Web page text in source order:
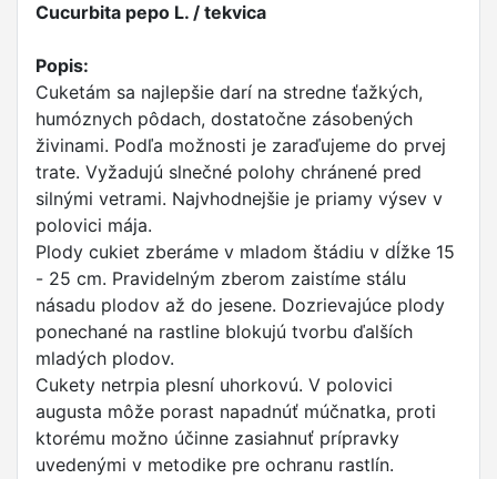
Cucurbita pepo L. / tekvica
Popis:
Cuketám sa najlepšie darí na stredne ťažkých,
humóznych pôdach, dostatočne zásobených
živinami. Podľa možnosti je zaraďujeme do prvej
trate. Vyžadujú slnečné polohy chránené pred
silnými vetrami. Najvhodnejšie je priamy výsev v
polovici mája.
Plody cukiet zberáme v mladom štádiu v dĺžke 15
- 25 cm. Pravidelným zberom zaistíme stálu
násadu plodov až do jesene. Dozrievajúce plody
ponechané na rastline blokujú tvorbu ďalších
mladých plodov.
Cukety netrpia plesní uhorkovú. V polovici
augusta môže porast napadnúť múčnatka, proti
ktorému možno účinne zasiahnuť prípravky
uvedenými v metodike pre ochranu rastlín.